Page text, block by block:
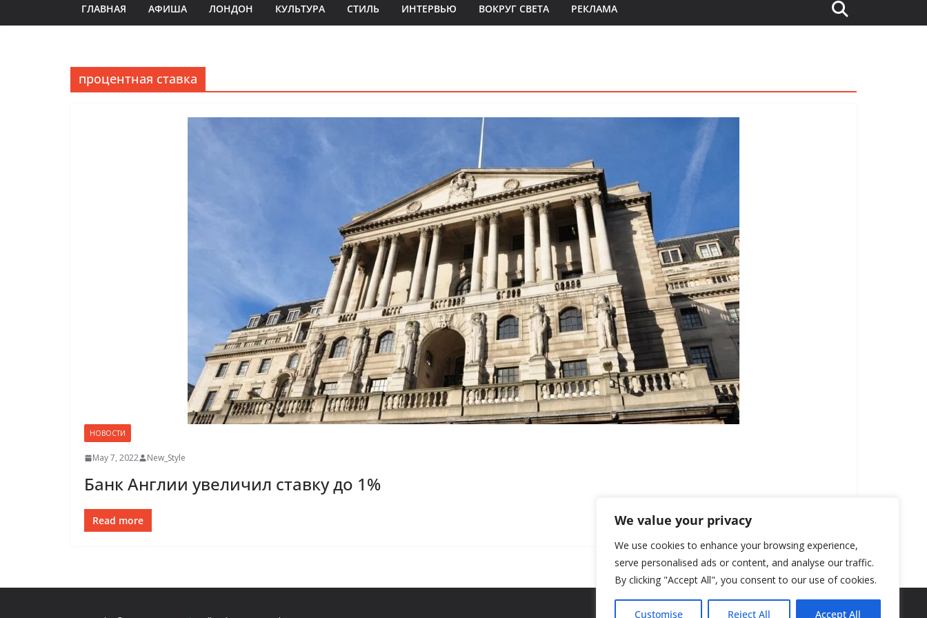
We value your privacy
We use cookies to enhance your browsing experience,
serve personalised ads or content, and analyse our traffic.
By clicking "Accept All", you consent to our use of cookies.
Customise Reject All Accept All
ГЛАВНАЯ АФИША ЛОНДОН КУЛЬТУРА СТИЛЬ ИНТЕРВЬЮ ВОКРУГ СВЕТА РЕКЛАМА
процентная ставка
НОВОСТИ
May 7, 2022 New_Style
Банк Англии увеличил ставку до 1%
Read more